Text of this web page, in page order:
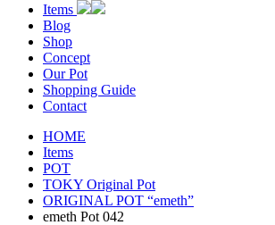
Items
Blog
Shop
Concept
Our Pot
Shopping Guide
Contact
HOME
Items
POT
TOKY Original Pot
ORIGINAL POT “emeth”
emeth Pot 042